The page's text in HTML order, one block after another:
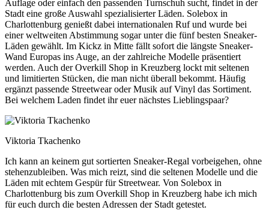
Auflage oder einfach den passenden Turnschuh sucht, findet in der
Stadt eine große Auswahl spezialisierter Läden. Solebox in
Charlottenburg genießt dabei internationalen Ruf und wurde bei
einer weltweiten Abstimmung sogar unter die fünf besten Sneaker-
Läden gewählt. Im Kickz in Mitte fällt sofort die längste Sneaker-
Wand Europas ins Auge, an der zahlreiche Modelle präsentiert
werden. Auch der Overkill Shop in Kreuzberg lockt mit seltenen
und limitierten Stücken, die man nicht überall bekommt. Häufig
ergänzt passende Streetwear oder Musik auf Vinyl das Sortiment.
Bei welchem Laden findet ihr euer nächstes Lieblingspaar?
Viktoria Tkachenko
Ich kann an keinem gut sortierten Sneaker-Regal vorbeigehen, ohne
stehenzubleiben. Was mich reizt, sind die seltenen Modelle und die
Läden mit echtem Gespür für Streetwear. Von Solebox in
Charlottenburg bis zum Overkill Shop in Kreuzberg habe ich mich
für euch durch die besten Adressen der Stadt getestet.